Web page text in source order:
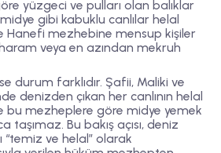
yüzgeci ve pulları olan balıklar
gibi kabuklu canlılar helal
Hanefi mezhebine mensup kişiler
veya en azından mekruh
durum farklıdır. Şafii, Maliki ve
denizden çıkan her canlının helal
bu mezheplere göre midye yemek
taşımaz. Bu bakış açısı, deniz
“temiz ve helal” olarak